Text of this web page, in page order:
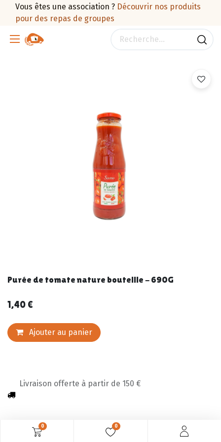
0 0
Vous êtes une association ? Découvrir nos produits
pour des repas de groupes
Purée de tomate nature bouteille - 690G
1,40 €
Ajouter au panier
Livraison offerte à partir de 150 €